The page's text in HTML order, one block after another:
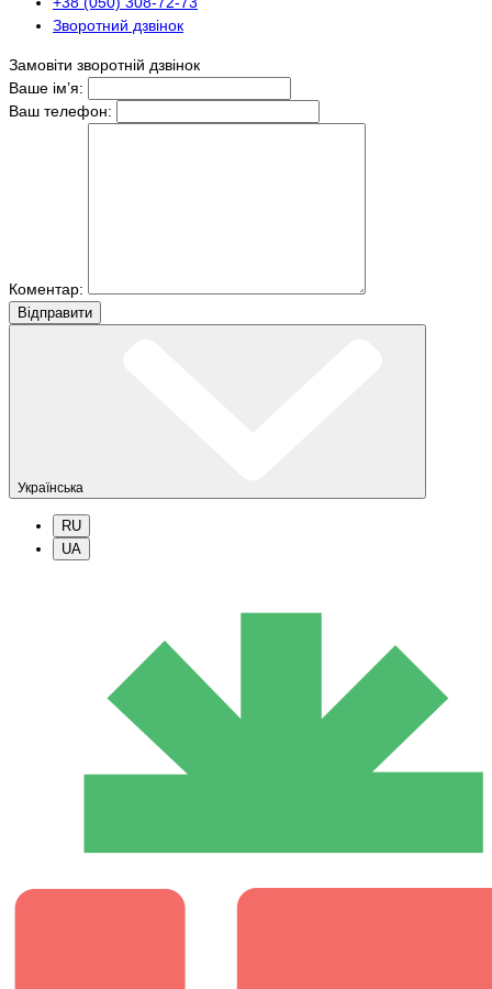
Зворотний дзвінок
Замовіти зворотній дзвінок
Ваше ім’я:
Ваш телефон:
Коментар:
Вiдправити
Українська
RU
UA